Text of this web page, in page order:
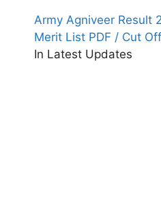
Army Agniveer Result
Merit List PDF / Cut Off
In Latest Updates